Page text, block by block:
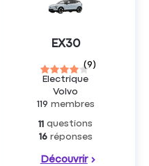
EX30
(9)
Electrique
Volvo
119 membres
11 questions
16 réponses
Découvrir